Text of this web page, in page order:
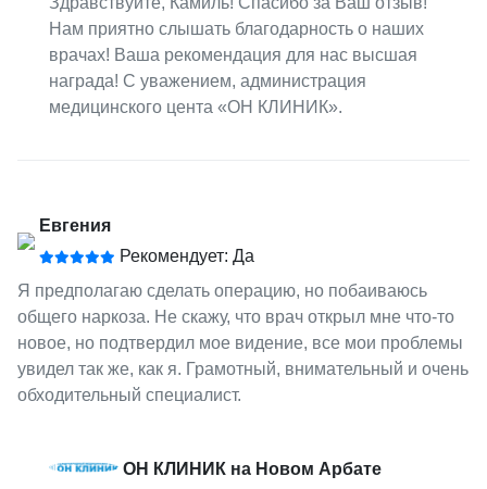
Нам приятно слышать благодарность о наших
врачах! Ваша рекомендация для нас высшая
награда! С уважением, администрация
медицинского цента «ОН КЛИНИК».
Евгения
Рекомендует: Да
Я предполагаю сделать операцию, но побаиваюсь
общего наркоза. Не скажу, что врач открыл мне что-то
новое, но подтвердил мое видение, все мои проблемы
увидел так же, как я. Грамотный, внимательный и очень
обходительный специалист.
ОН КЛИНИК на Новом Арбате